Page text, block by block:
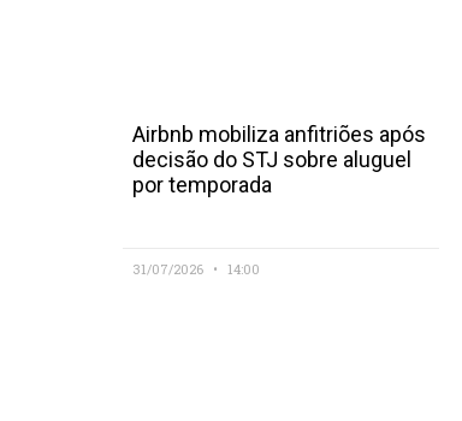
Airbnb mobiliza anfitriões após
decisão do STJ sobre aluguel
por temporada
31/07/2026 14:00